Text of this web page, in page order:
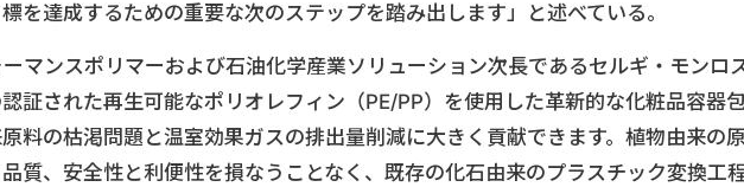
を達成するための重要な次のステップを踏み出します」と述べている。
マンスポリマーおよび石油化学産業ソリューション次長であるセルギ・モンロ
証された再生可能なポリオレフィン（PE/PP）を使用した革新的な化粧品容器
料の枯渇問題と温室効果ガスの排出量削減に大きく貢献できます。植物由来の
質、安全性と利便性を損なうことなく、既存の化石由来のプラスチック変換工